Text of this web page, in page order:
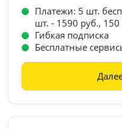
Платежи: 5 шт.
шт. - 1590 руб.,
Гибкая подписка
Бесплатные